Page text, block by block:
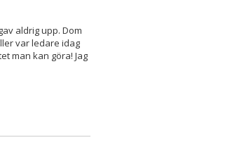
aldrig upp. Dom
var ledare idag
man kan göra! Jag